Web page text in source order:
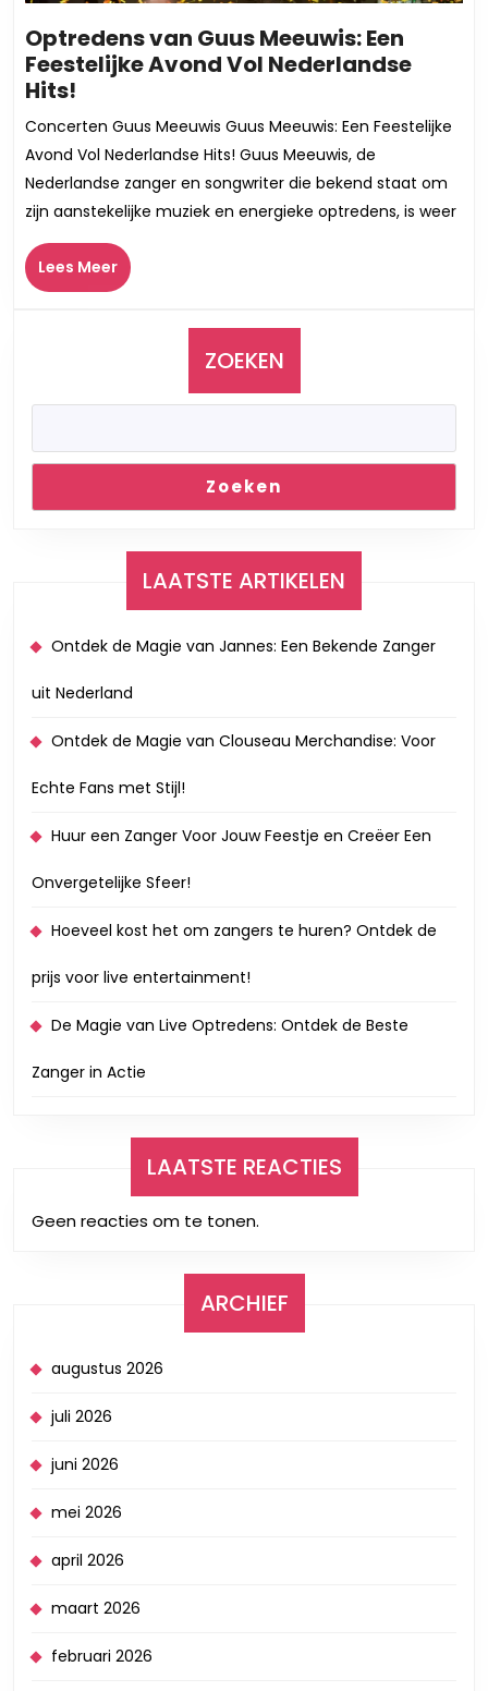
Optredens van Guus Meeuwis: Een
Feestelijke Avond Vol Nederlandse
Hits!
van
Guus
Meeuwis:
Een
Feestelijke
Avond
Vol
Nederlandse
Concerten Guus Meeuwis Guus Meeuwis: Een Feestelijke
Avond Vol Nederlandse Hits! Guus Meeuwis, de
Nederlandse zanger en songwriter die bekend staat om
zijn aanstekelijke muziek en energieke optredens, is weer
Lees MeerLees
Meer
ZOEKEN
Zoeken
LAATSTE ARTIKELEN
Ontdek de Magie van Jannes: Een Bekende Zanger
uit Nederland
Ontdek de Magie van Clouseau Merchandise: Voor
Echte Fans met Stijl!
Huur een Zanger Voor Jouw Feestje en Creëer Een
Onvergetelijke Sfeer!
Hoeveel kost het om zangers te huren? Ontdek de
prijs voor live entertainment!
De Magie van Live Optredens: Ontdek de Beste
Zanger in Actie
LAATSTE REACTIES
Geen reacties om te tonen.
ARCHIEF
augustus 2026
juli 2026
juni 2026
mei 2026
april 2026
maart 2026
februari 2026